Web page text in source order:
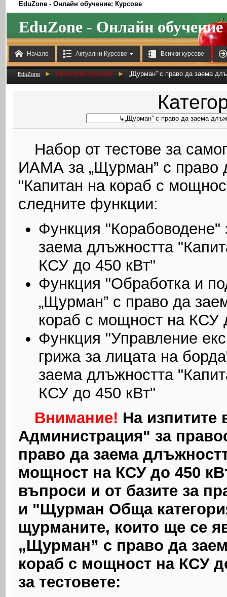
 Начало  Актуални Курсове  Всички курсове 
EduZone - Онлайн обучение: Курсове
EduZone - Онлайн обучение
EduZone ► Категории курсове ► „Щурман” с право да заема
Набор от тестове за
ИАМА за „Щурман” с право
"Капитан на кораб с
следните функции:
Функция "Корабоводене"
заема длъжността
КСУ до 450 кВт"
Функция "Обработка и
„Щурман” с право да
кораб с мощност на КСУ
Функция "Управление
грижа за лицата на
заема длъжността
КСУ до 450 кВт"
Внимание! На
Администрация" за
право да заема
мощност на КСУ до 450
въпроси и от базите за
и "Щурман Обща
щурманите, които ще се
„Щурман” с право да
кораб с мощност на КСУ
за тестовете: